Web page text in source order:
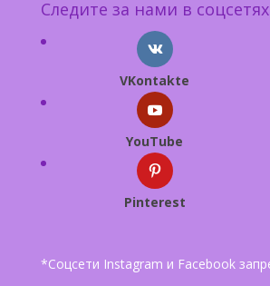
Следите за нами в соцсетях
VKontakte
YouTube
Pinterest
*Соцсети Instagram и Facebook